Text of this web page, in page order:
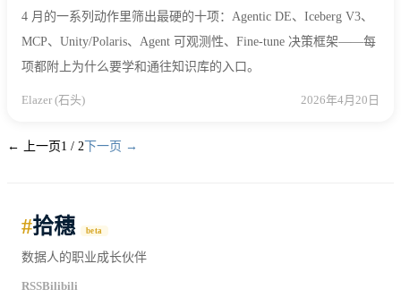
4 月的一系列动作里筛出最硬的十项：Agentic DE、Iceberg V3、
MCP、Unity/Polaris、Agent 可观测性、Fine-tune 决策框架——每
项都附上为什么要学和通往知识库的入口。
Elazer (石头) 2026年4月20日
← 上一页 1 / 2 下一页 →
#拾穗 beta
数据人的职业成长伙伴
RSSBilibili